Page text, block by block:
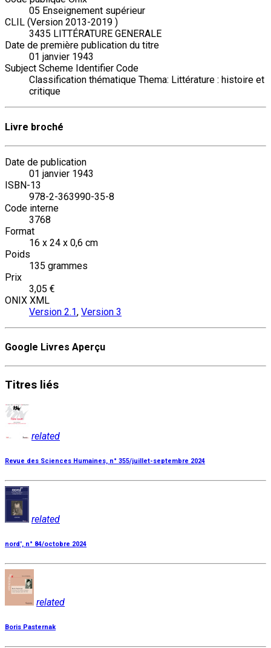
05 Enseignement supérieur
CLIL (Version 2013-2019 )
3435 LITTÉRATURE GENERALE
Date de première publication du titre
01 janvier 1943
Subject Scheme Identifier Code
Classification thématique Thema: Littérature : histoire et
critique
Livre broché
Date de publication
01 janvier 1943
ISBN-13
978-2-363990-35-8
Code interne
3768
Format
16 x 24 x 0,6 cm
Poids
135 grammes
Prix
3,05 €
ONIX XML
Version 2.1, Version 3
Google Livres Aperçu
Titres liés
related
Revue des Sciences Humaines, n° 355/juillet-septembre 2024
related
nord', n° 84/octobre 2024
related
Boris Pasternak